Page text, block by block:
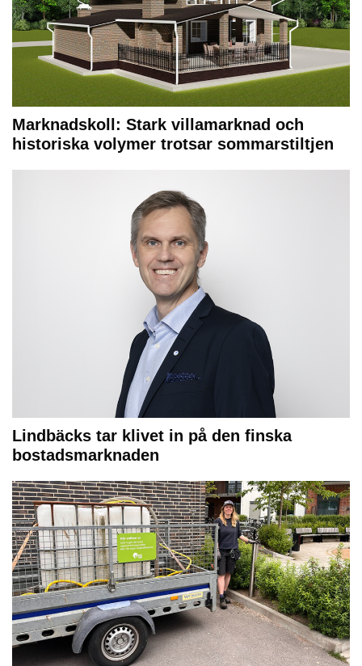
Marknadskoll: Stark villamarknad och
historiska volymer trotsar sommarstiltjen
Lindbäcks tar klivet in på den finska
bostadsmarknaden